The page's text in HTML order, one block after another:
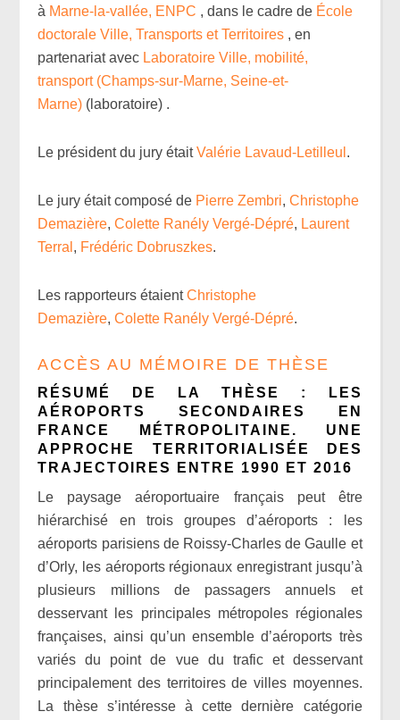
à Marne-la-vallée, ENPC , dans le cadre de École
doctorale Ville, Transports et Territoires , en
partenariat avec Laboratoire Ville, mobilité,
transport (Champs-sur-Marne, Seine-et-
Marne) (laboratoire) .
Le président du jury étaitValérie Lavaud-Letilleul .
Le jury était composé de Pierre Zembri,Christophe
Demazière,Colette Ranély Vergé-Dépré, Laurent
Terral , Frédéric Dobruszkes.
Les rapporteurs étaientChristophe
Demazière,Colette Ranély Vergé-Dépré.
ACCÈS AU MÉMOIRE DE THÈSE
RÉSUMÉ DE LA THÈSE : LES
AÉROPORTS SECONDAIRES EN
FRANCE MÉTROPOLITAINE. UNE
APPROCHE TERRITORIALISÉE DES
TRAJECTOIRES ENTRE 1990 ET 2016
Le paysage aéroportuaire français peut être
hiérarchisé en trois groupes d’aéroports : les
aéroports parisiens de Roissy-Charles de Gaulle et
d’Orly, les aéroports régionaux enregistrant jusqu’à
plusieurs millions de passagers annuels et
desservant les principales métropoles régionales
françaises, ainsi qu’un ensemble d’aéroports très
variés du point de vue du trafic et desservant
principalement des territoires de villes moyennes.
La thèse s’intéresse à cette dernière catégorie